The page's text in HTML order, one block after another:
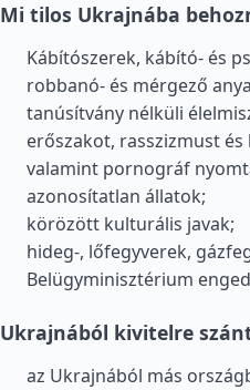
Mi tilos Ukrajnába
Kábítószerek, kábító- és
robbanó- és mérgező
tanúsítvány nélküli
erőszakot, rasszizmust
valamint pornográf
azonosítatlan állatok;
körözött kulturális javak;
hideg-, lőfegyverek,
Belügyminisztérium
Ukrajnából kivitelre
az Ukrajnából más